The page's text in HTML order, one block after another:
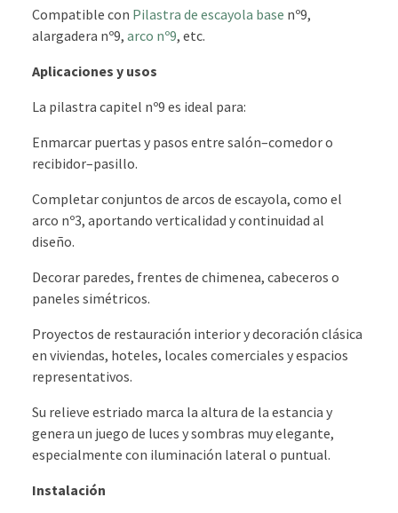
Compatible con Pilastra de escayola base nº9,
alargadera nº9, arco nº9, etc.
Aplicaciones y usos
La pilastra capitel nº9 es ideal para:
Enmarcar puertas y pasos entre salón–comedor o
recibidor–pasillo.
Completar conjuntos de arcos de escayola, como el
arco nº3, aportando verticalidad y continuidad al
diseño.
Decorar paredes, frentes de chimenea, cabeceros o
paneles simétricos.
Proyectos de restauración interior y decoración clásica
en viviendas, hoteles, locales comerciales y espacios
representativos.
Su relieve estriado marca la altura de la estancia y
genera un juego de luces y sombras muy elegante,
especialmente con iluminación lateral o puntual.
Instalación